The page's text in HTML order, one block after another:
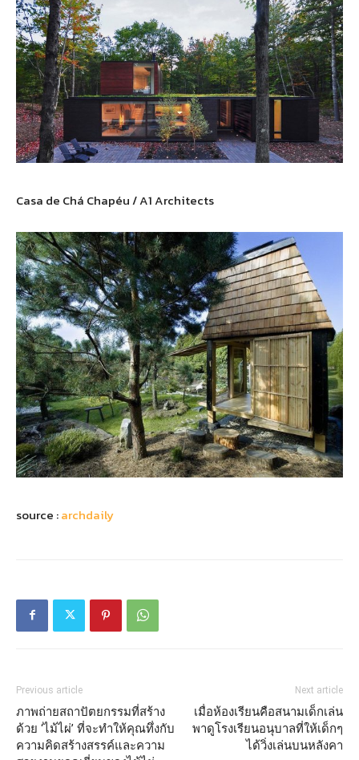
Casa de Chá Chapéu / A1 Architects
source :archdaily
Previous article
ภาพถ่ายสถาปัตยกรรมที่สร้าง
ด้วย ‘ไม้ไผ่’ ที่จะทำให้คุณทึ่งกับ
ความคิดสร้างสรรค์และความ
Next article
เมื่อห้องเรียนคือสนามเด็กเล่น
พาดูโรงเรียนอนุบาลที่ให้เด็กๆ
ได้วิ่งเล่นบนหลังคา